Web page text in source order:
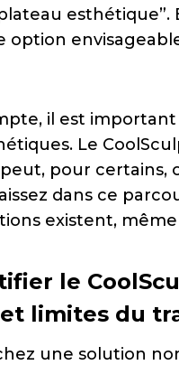
option
il est
Le
peut, pour
dans ce
existent,
le
limites du
une solution